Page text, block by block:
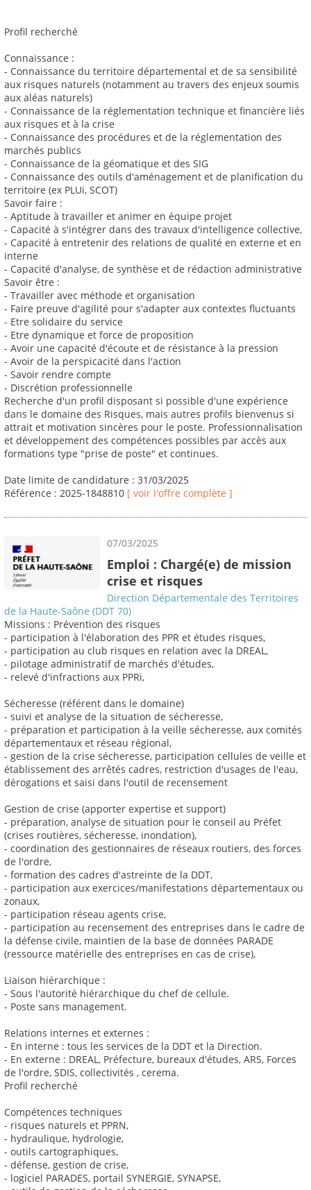
Profil recherché
Connaissance :
- Connaissance du territoire départemental et de sa sensibilité
aux risques naturels (notamment au travers des enjeux soumis
aux aléas naturels)
- Connaissance de la réglementation technique et financière liés
aux risques et à la crise
- Connaissance des procédures et de la réglementation des
marchés publics
- Connaissance de la géomatique et des SIG
- Connaissance des outils d'aménagement et de planification du
territoire (ex PLUi, SCOT)
Savoir faire :
- Aptitude à travailler et animer en équipe projet
- Capacité à s'intégrer dans des travaux d'intelligence collective,
- Capacité à entretenir des relations de qualité en externe et en
interne
- Capacité d'analyse, de synthèse et de rédaction administrative
Savoir être :
- Travailler avec méthode et organisation
- Faire preuve d'agilité pour s'adapter aux contextes fluctuants
- Etre solidaire du service
- Etre dynamique et force de proposition
- Avoir une capacité d'écoute et de résistance à la pression
- Avoir de la perspicacité dans l'action
- Savoir rendre compte
- Discrétion professionnelle
Recherche d'un profil disposant si possible d'une expérience
dans le domaine des Risques, mais autres profils bienvenus si
attrait et motivation sincères pour le poste. Professionnalisation
et développement des compétences possibles par accès aux
formations type "prise de poste" et continues.
Date limite de candidature : 31/03/2025
Référence : 2025-1848810 [ voir l'offre complète ]
07/03/2025
Emploi : Chargé(e) de mission
crise et risques
Direction Départementale des Territoires
de la Haute-Saône (DDT 70)
Missions : Prévention des risques
- participation à l'élaboration des PPR et études risques,
- participation au club risques en relation avec la DREAL,
- pilotage administratif de marchés d'études,
- relevé d'infractions aux PPRi,
Sécheresse (référent dans le domaine)
- suivi et analyse de la situation de sécheresse,
- préparation et participation à la veille sécheresse, aux comités
départementaux et réseau régional,
- gestion de la crise sécheresse, participation cellules de veille et
établissement des arrêtés cadres, restriction d'usages de l'eau,
dérogations et saisi dans l'outil de recensement
Gestion de crise (apporter expertise et support)
- préparation, analyse de situation pour le conseil au Préfet
(crises routières, sécheresse, inondation),
- coordination des gestionnaires de réseaux routiers, des forces
de l'ordre,
- formation des cadres d'astreinte de la DDT,
- participation aux exercices/manifestations départementaux ou
zonaux,
- participation réseau agents crise,
- participation au recensement des entreprises dans le cadre de
la défense civile, maintien de la base de données PARADE
(ressource matérielle des entreprises en cas de crise),
Liaison hiérarchique :
- Sous l'autorité hiérarchique du chef de cellule.
- Poste sans management.
Relations internes et externes :
- En interne : tous les services de la DDT et la Direction.
- En externe : DREAL, Préfecture, bureaux d'études, ARS, Forces
de l'ordre, SDIS, collectivités , cerema.
Profil recherché
Compétences techniques
- risques naturels et PPRN,
- hydraulique, hydrologie,
- outils cartographiques,
- défense, gestion de crise,
- logiciel PARADES, portail SYNERGIE, SYNAPSE,